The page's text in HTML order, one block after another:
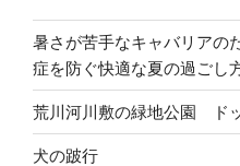
暑さが苦手なキャバリアの
症を防ぐ快適な夏の過ごし
荒川河川敷の緑地公園 ド
犬の跛行